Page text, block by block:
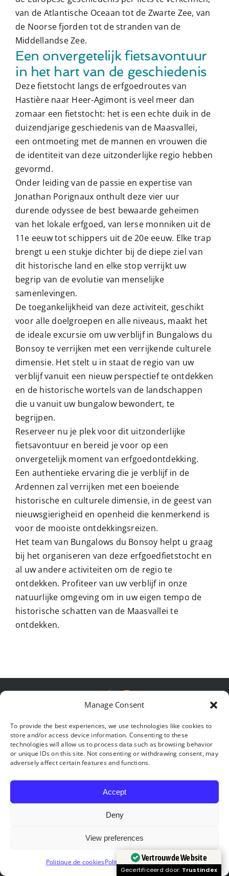
Manage Consent
To provide the best experiences, we use technologies like cookies to
store and/or access device information. Consenting to these
technologies will allow us to process data such as browsing behavior
or unique IDs on this site. Not consenting or withdrawing consent, may
adversely affect certain features and functions.
Accept
Deny
View preferences
Politique de cookiesPolitique de confidentialité
van de Atlantische Oceaan tot de Zwarte Zee, van
de Noorse fjorden tot de stranden van de
Middellandse Zee.
Een onvergetelijk fietsavontuur
in het hart van de geschiedenis
Deze fietstocht langs de erfgoedroutes van
Hastière naar Heer-Agimont is veel meer dan
zomaar een fietstocht: het is een echte duik in de
duizendjarige geschiedenis van de Maasvallei,
een ontmoeting met de mannen en vrouwen die
de identiteit van deze uitzonderlijke regio hebben
gevormd.
Onder leiding van de passie en expertise van
Jonathan Porignaux onthult deze vier uur
durende odyssee de best bewaarde geheimen
van het lokale erfgoed, van Ierse monniken uit de
11e eeuw tot schippers uit de 20e eeuw. Elke trap
brengt u een stukje dichter bij de diepe ziel van
dit historische land en elke stop verrijkt uw
begrip van de evolutie van menselijke
samenlevingen.
De toegankelijkheid van deze activiteit, geschikt
voor alle doelgroepen en alle niveaus, maakt het
de ideale excursie om uw verblijf in Bungalows du
Bonsoy te verrijken met een verrijkende culturele
dimensie. Het stelt u in staat de regio van uw
verblijf vanuit een nieuw perspectief te ontdekken
en de historische wortels van de landschappen
die u vanuit uw bungalow bewondert, te
begrijpen.
Reserveer nu je plek voor dit uitzonderlijke
fietsavontuur en bereid je voor op een
onvergetelijk moment van erfgoedontdekking.
Een authentieke ervaring die je verblijf in de
Ardennen zal verrijken met een boeiende
historische en culturele dimensie, in de geest van
nieuwsgierigheid en openheid die kenmerkend is
voor de mooiste ontdekkingsreizen.
Het team van Bungalows du Bonsoy helpt u graag
bij het organiseren van deze erfgoedfietstocht en
al uw andere activiteiten om de regio te
ontdekken. Profiteer van uw verblijf in onze
natuurlijke omgeving om in uw eigen tempo de
historische schatten van de Maasvallei te
ontdekken.
accommodatie gelegen in het domein van Bonsoy in
Hastière, in de Waalse Ardenne, in samenwerking met de
conciërge van Mosane.
CONNECT
Vertrouwde Website
Gecertificeerd door: Trustindex